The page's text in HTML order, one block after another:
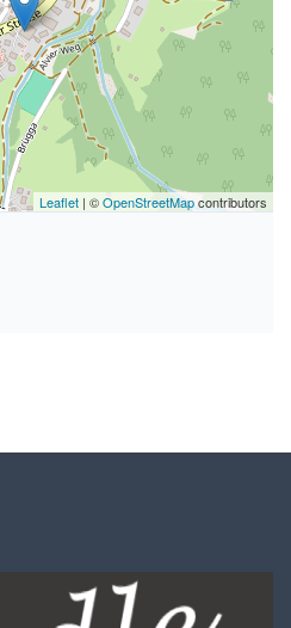
Leaflet | ©OpenStreetMapcontributors